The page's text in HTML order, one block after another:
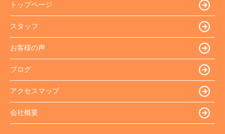
トップページ
スタッフ
お客様の声
ブログ
アクセスマップ
会社概要